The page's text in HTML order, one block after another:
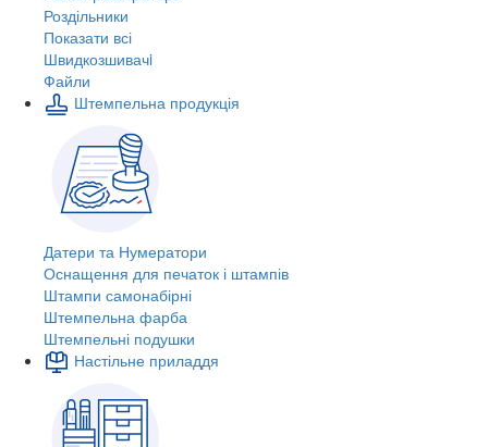
Роздільники
Показати всі
Швидкозшивачi
Файли
Штемпельна продукція
Датери та Нумератори
Оснащення для печаток і штампів
Штампи самонабірні
Штемпельна фарба
Штемпельні подушки
Настільне приладдя